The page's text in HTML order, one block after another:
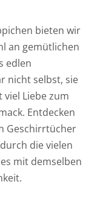
bieten wir
an gemütlichen
edlen
nicht selbst, sie
Liebe zum
Entdecken
Geschirrtücher
die vielen
mit demselben